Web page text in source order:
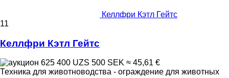
Келлфри Кэтл Гейтс
11
Келлфри Кэтл Гейтс
625 400 UZS 500 SEK ≈ 45,61 €
Техника для животноводства - ограждение для животных